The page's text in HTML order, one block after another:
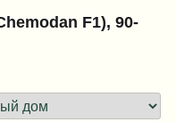
F1), 90-